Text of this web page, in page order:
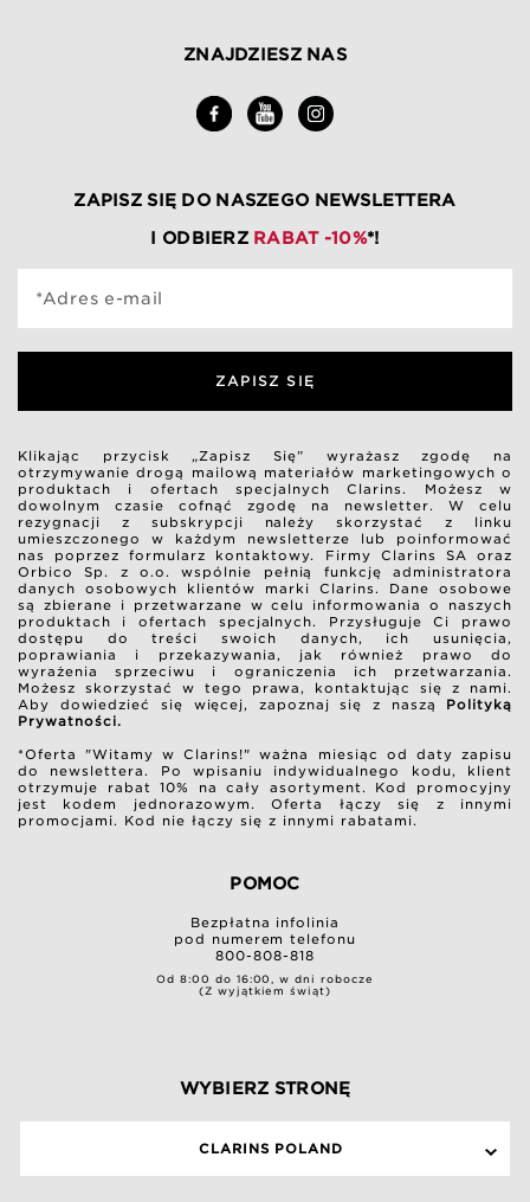
ZNAJDZIESZ NAS
ZAPISZ SIĘ DO NASZEGO NEWSLETTERA
I ODBIERZ RABAT -10%*!
*Adres e-mail
ZAPISZ SIĘ
Klikając przycisk „Zapisz Się” wyrażasz zgodę na
otrzymywanie drogą mailową materiałów marketingowych o
produktach i ofertach specjalnych Clarins. Możesz w
dowolnym czasie cofnąć zgodę na newsletter. W celu
rezygnacji z subskrypcji należy skorzystać z linku
umieszczonego w każdym newsletterze lub poinformować
nas poprzez formularz kontaktowy. Firmy Clarins SA oraz
Orbico Sp. z o.o. wspólnie pełnią funkcję administratora
danych osobowych klientów marki Clarins. Dane osobowe
są zbierane i przetwarzane w celu informowania o naszych
produktach i ofertach specjalnych. Przysługuje Ci prawo
dostępu do treści swoich danych, ich usunięcia,
poprawiania i przekazywania, jak również prawo do
wyrażenia sprzeciwu i ograniczenia ich przetwarzania.
Możesz skorzystać w tego prawa, kontaktując się z nami.
Aby dowiedzieć się więcej, zapoznaj się z naszą Polityką
Prywatności.
*Oferta "Witamy w Clarins!" ważna miesiąc od daty zapisu
do newslettera. Po wpisaniu indywidualnego kodu, klient
otrzymuje rabat 10% na cały asortyment. Kod promocyjny
jest kodem jednorazowym. Oferta łączy się z innymi
promocjami. Kod nie łączy się z innymi rabatami.
POMOC
Bezpłatna infolinia
pod numerem telefonu
800-808-818
Od 8:00 do 16:00, w dni robocze
(Z wyjątkiem świąt)
WYBIERZ STRONĘ
CLARINS POLAND